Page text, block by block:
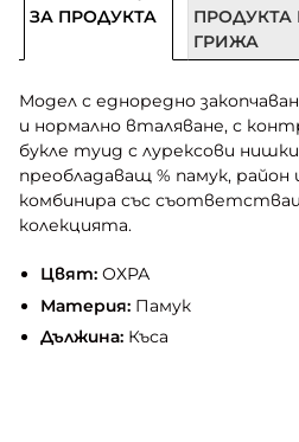
ЗА ПРОДУКТА
ПРОДУКТА
ГРИЖА
Модел с едноредно
и нормално вталяване, с
букле туид с лурексови
преобладаващ % памук, район
комбинира със
колекцията.
Цвят:ОХРА
Материя:Памук
Дължина:Къса